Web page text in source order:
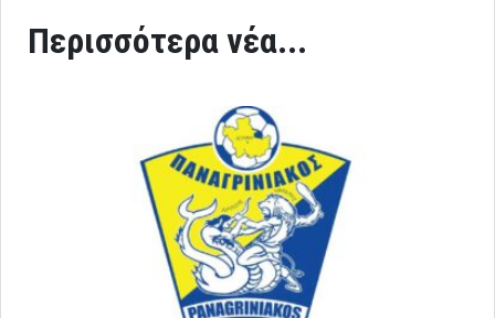
Περισσότερα νέα...